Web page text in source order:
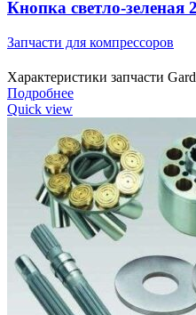
Кнопка светло-зеленая
Запчасти для компрессоров
Характеристики запчасти
Подробнее
Quick view